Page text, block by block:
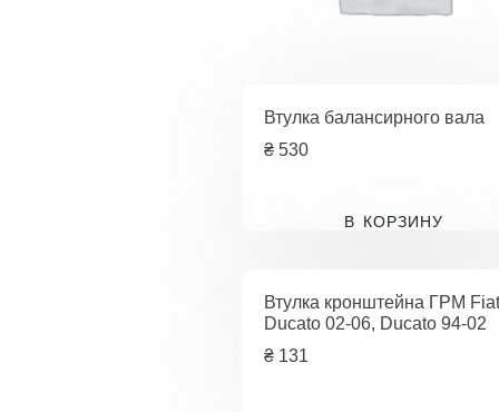
Втулка балансирного вала
₴ 530
В КОРЗИНУ
Втулка кронштейна ГРМ Fiat
Ducato 02-06, Ducato 94-02
₴ 131